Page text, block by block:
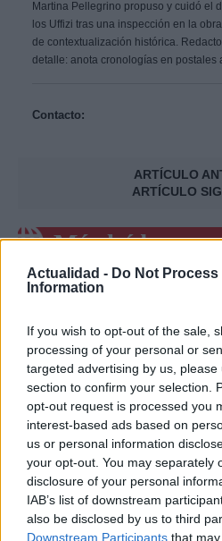
Actualidad - Do Not Process
Information
If you wish to opt-out of the sale,
processing of your personal or
targeted advertising by us,
section to confirm your selection.
opt-out request is processed you
interest-based ads based on
us or personal information
your opt-out. You may separately
disclosure of your personal
IAB’s list of downstream
also be disclosed by us to third
Downstream Participants that
Martina Pellegrino propuso y cuidó el
los Uffizi tras una inspección en la
de contextualización histórica.
detalle: anota cronologías en postales
Contacto:
ARTÍCULO
ARTÍCULO
Más leídos
SALUD Y BIENESTAR
Crianza tradicional
autónoma